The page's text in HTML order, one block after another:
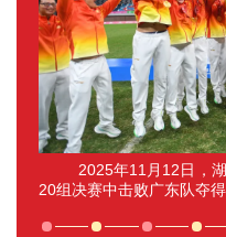
2025年11月12日，
20组决赛中击败广东队夺